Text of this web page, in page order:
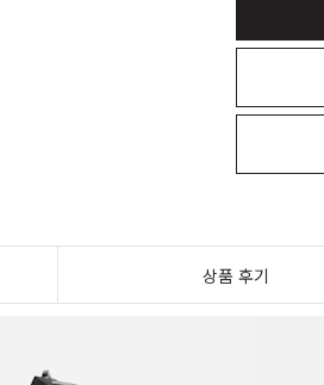
상품 후기